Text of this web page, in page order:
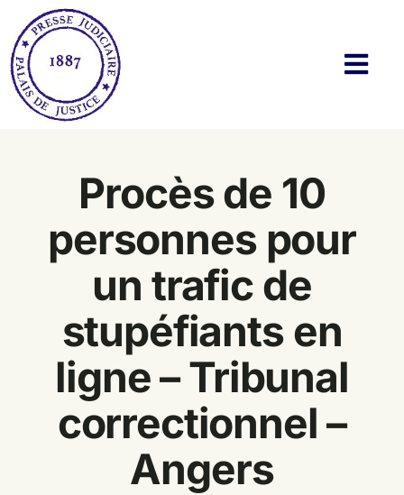
Passer
au
contenu
Actualités
Membres
Bibliothèque
Twitter & Blog
Contact
Procès de 10
personnes pour
un trafic de
stupéfiants en
ligne – Tribunal
correctionnel –
Angers